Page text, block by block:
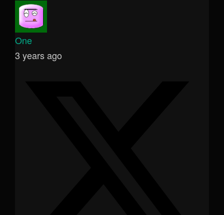
One
3 years ago